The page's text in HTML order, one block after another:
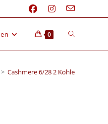
0
> Cashmere 6/28 2 Kohle